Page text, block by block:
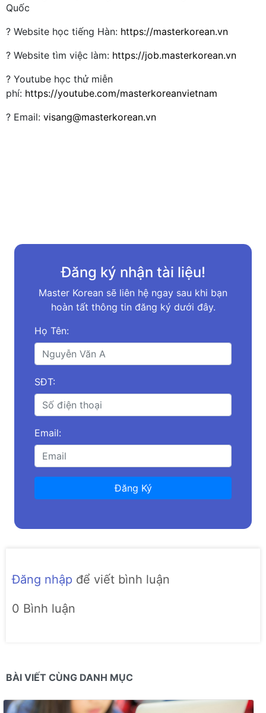
Quốc
? Website học tiếng Hàn: https://masterkorean.vn
? Website tìm việc làm: https://job.masterkorean.vn
? Youtube học thử miễn
phí: https://youtube.com/masterkoreanvietnam
? Email: visang@masterkorean.vn
Đăng ký nhận tài liệu!
Master Korean sẽ liên hệ ngay sau khi bạn
hoàn tất thông tin đăng ký dưới đây.
Họ Tên:
SĐT:
Email:
Đăng Ký
Đăng nhập để viết bình luận
0 Bình luận
BÀI VIẾT CÙNG DANH MỤC